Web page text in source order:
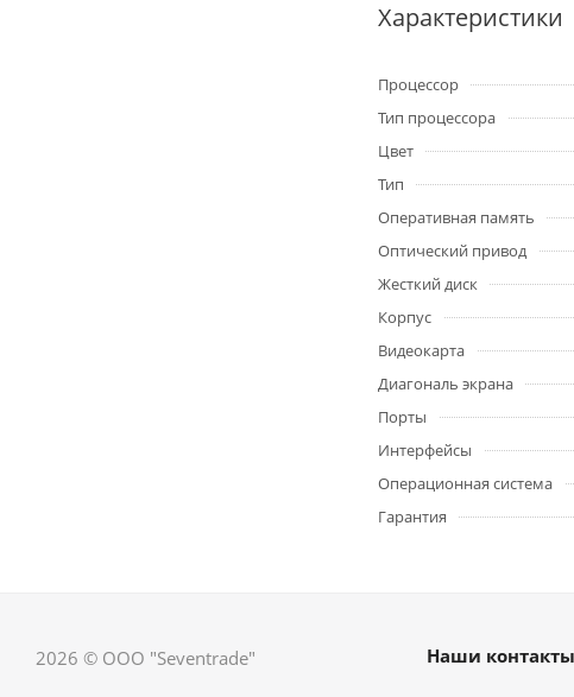
Характеристики
Процессор
Тип процессора
Цвет
Тип
Оперативная память
Оптический привод
Жесткий диск
Корпус
Видеокарта
Диагональ экрана
Порты
Интерфейсы
Операционная система
Гарантия
2026 © ООО "Seventrade" Наши контакты